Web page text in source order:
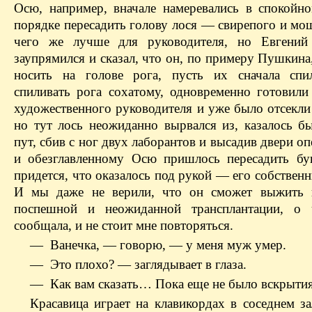
Осю, например, вначале намеревались в
порядке пересадить голову лося — свирепого и
чего же лучше для руководителя, но
заупрямился и сказал, что он, по примеру
носить на голове рога, пусть их сначала
спиливать рога сохатому, одновременно
художественного руководителя и уже было
но тут лось неожиданно вырвался из, казалось
пут, сбив с ног двух лаборантов и высадив двери
и обезглавленному Осю пришлось пересадить
придется, что оказалось под рукой — его
И мы даже не верили, что он сможет выжить
поспешной и неожиданной трансплантации,
сообщала, и не стоит мне повторяться.
— Ванечка, — говорю, — у меня муж умер.
— Это плохо? — заглядывает в глаза.
— Как вам сказать… Пока еще не было
Красавица играет на клавикордах в соседнем